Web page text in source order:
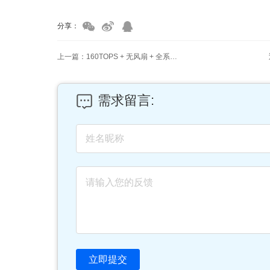
分享：
上一篇：160TOPS + 无风扇 + 全系统兼容！力擎 LQ50 M.2 卡实测封神
需求留言:
立即提交